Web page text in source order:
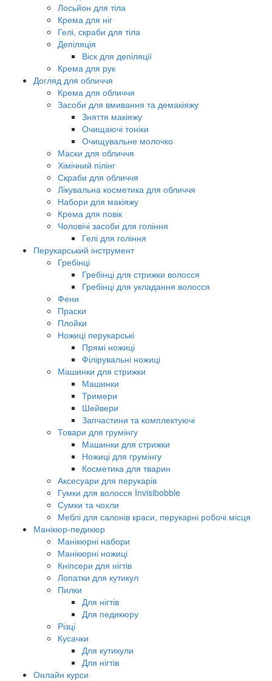
Лосьйон для тіла
Крема для ніг
Гелі, скраби для тіла
Депіляція
Віск для депіляції
Крема для рук
Догляд для обличчя
Крема для обличчя
Засоби для вмивання та демакіяжу
Зняття макіяжу
Очищаючі тоніки
Очищувальне молочко
Маски для обличчя
Хімічний пілінг
Скраби для обличчя
Лікувальна косметика для обличчя
Набори для макіяжу
Крема для повік
Чоловічі засоби для гоління
Гелі для гоління
Перукарський інструмент
Гребінці
Гребінці для стрижки волосся
Гребінці для укладання волосся
Фени
Праски
Плойки
Ножиці перукарські
Прямі ножиці
Філірувальні ножиці
Машинки для стрижки
Машинки
Тримери
Шейвери
Запчастини та комплектуючі
Товари для грумінгу
Машинки для стрижки
Ножиці для грумінгу
Косметика для тварин
Аксесуари для перукарів
Гумки для волосся Invisibobble
Сумки та чохли
Меблі для салонів краси, перукарні робочі місця
Манікюр-педикюр
Манікюрні набори
Манікюрні ножиці
Кніпсери для нігтів
Лопатки для кутикул
Пилки
Для нігтів
Для педикюру
Різці
Кусачки
Для кутикули
Для нігтів
Онлайн курси